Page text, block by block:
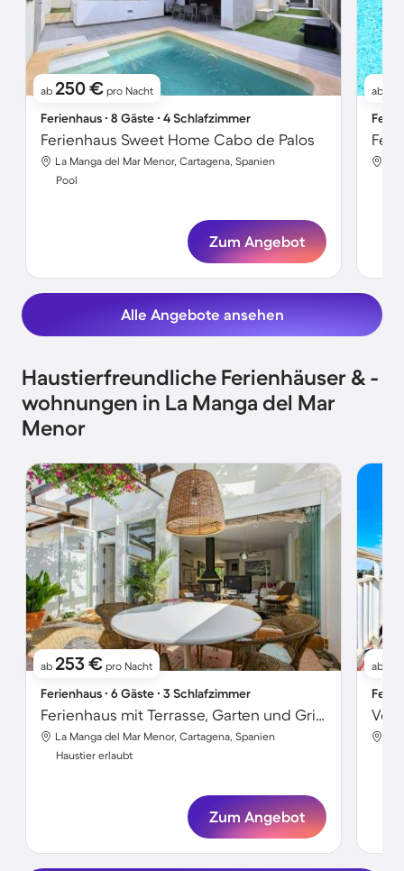
ab 250 € pro Nacht
Ferienhaus ∙ 8 Gäste ∙ 4 Schlafzimmer
Ferienhaus Sweet Home Cabo de Palos
La Manga del Mar Menor, Cartagena, Spanien
Pool
Zum Angebot
ab
Alle Angebote ansehen
Haustierfreundliche Ferienhäuser & -
wohnungen in La Manga del Mar
Menor
ab 253 € pro Nacht
Ferienhaus ∙ 6 Gäste ∙ 3 Schlafzimmer
Ferienhaus mit Terrasse, Garten und Grill | Wasserblick
La Manga del Mar Menor, Cartagena, Spanien
Haustier erlaubt
Zum Angebot
ab